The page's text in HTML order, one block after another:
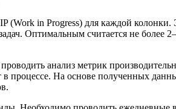
(Work in Progress) для каждой колонки.
Оптимальным считается не более
анализ метрик
в процессе. На основе полученных